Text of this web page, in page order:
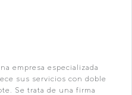
empresa especializada
sus servicios con doble
Se trata de una firma